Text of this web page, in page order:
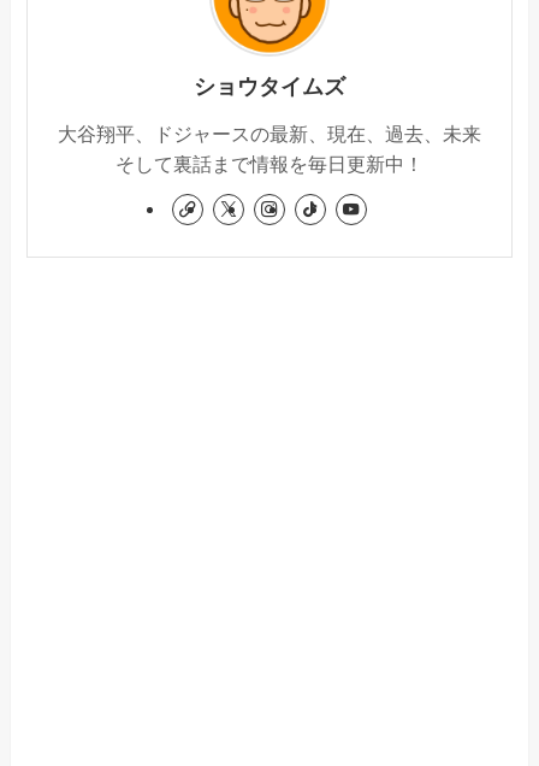
ショウタイムズ
大谷翔平、ドジャースの最新、現在、過去、未来
そして裏話まで情報を毎日更新中！